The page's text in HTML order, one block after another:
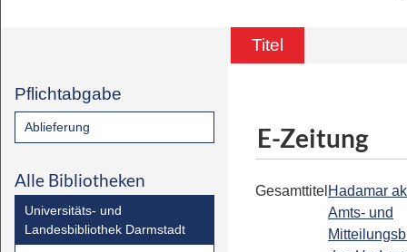
Titel
Pflichtabgabe
Ablieferung
Alle Bibliotheken
Universitäts- und
Landesbibliothek Darmstadt
E-Zeitung
Gesamttitel Hadamar
Amts- und